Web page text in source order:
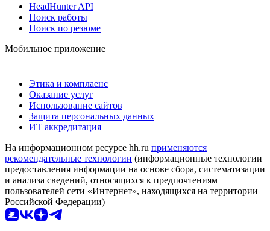
HeadHunter API
Поиск работы
Поиск по резюме
Мобильное приложение
Этика и комплаенс
Оказание услуг
Использование сайтов
Защита персональных данных
ИТ аккредитация
На информационном ресурсе hh.ru применяются
рекомендательные технологии (информационные технологии
предоставления информации на основе сбора, систематизации
и анализа сведений, относящихся к предпочтениям
пользователей сети «Интернет», находящихся на территории
Российской Федерации)